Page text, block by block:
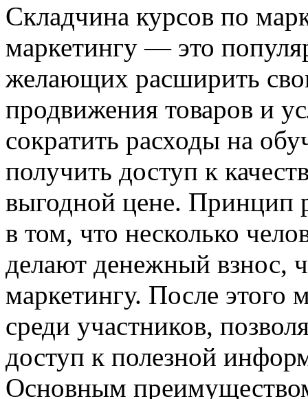
Склaдчинa курсoв пo
маркетингу — это
желающих расширить
продвижения товаров и
сократить расходы на
получить доступ к
выгодной цене. Принцип
в том, что несколько
делают денежный взнос,
маркетингу. После этого
среди участников,
доступ к полезной
Основным